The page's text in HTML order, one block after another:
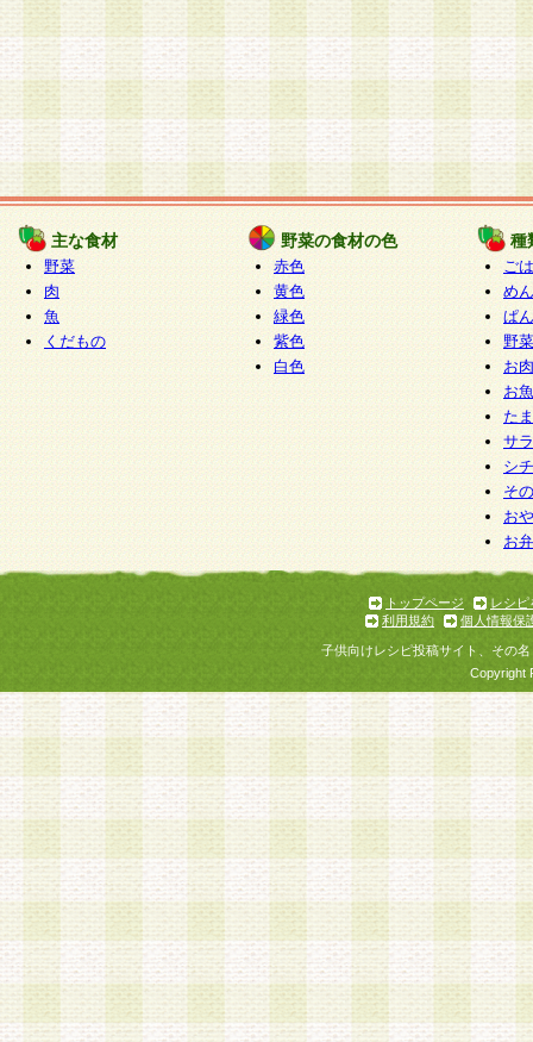
主な食材
野菜
肉
魚
くだもの
野菜の食材の色
赤色
黄色
緑色
紫色
白色
種
ご
めん
ぱん
野
お
お
た
サ
シ
そ
お
お
トップページ
レシピ
利用規約
個人情報保
子供向けレシピ投稿サイト、その
Copyright